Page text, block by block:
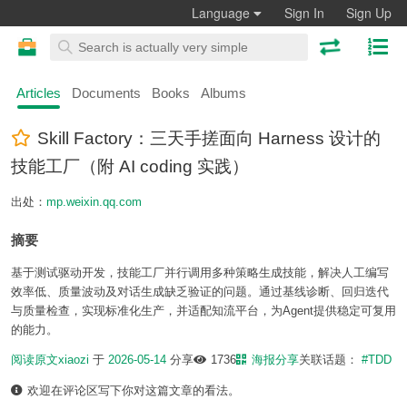
Language Sign In Sign Up
Articles Documents Books Albums
Skill Factory：三天手搓面向 Harness 设计的
技能工厂（附 AI coding 实践）
出处： mp.weixin.qq.com
摘要
基于测试驱动开发，技能工厂并行调用多种策略生成技能，解决人工编写
效率低、质量波动及对话生成缺乏验证的问题。通过基线诊断、回归迭代
与质量检查，实现标准化生产，并适配知流平台，为Agent提供稳定可复用
的能力。
阅读原文xiaozi 于 2026-05-14 分享 1736 海报分享关联话题： #TDD
欢迎在评论区写下你对这篇文章的看法。